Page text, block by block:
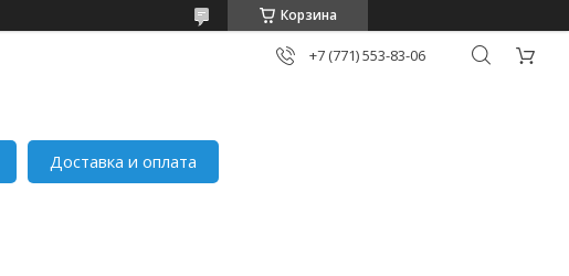
Корзина
+7 (771) 553-83-06
Доставка и оплата